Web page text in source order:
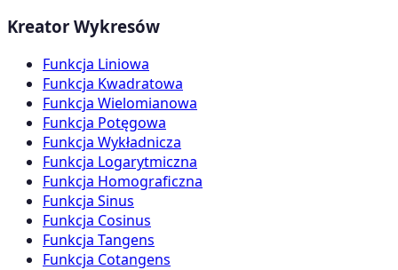
Kreator Wykresów
Funkcja Liniowa
Funkcja Kwadratowa
Funkcja Wielomianowa
Funkcja Potęgowa
Funkcja Wykładnicza
Funkcja Logarytmiczna
Funkcja Homograficzna
Funkcja Sinus
Funkcja Cosinus
Funkcja Tangens
Funkcja Cotangens